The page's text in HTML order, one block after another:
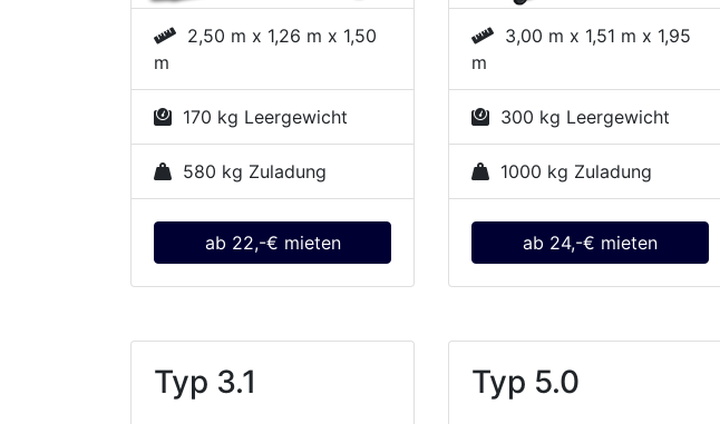
2,50 m x 1,26 m x 1,50
m
170 kg Leergewicht
580 kg Zuladung
ab 22,-€ mieten
3,00 m x 1,51 m x 1,95
m
300 kg Leergewicht
1000 kg Zuladung
ab 24,-€ mieten
Typ 3.1 Typ 5.0